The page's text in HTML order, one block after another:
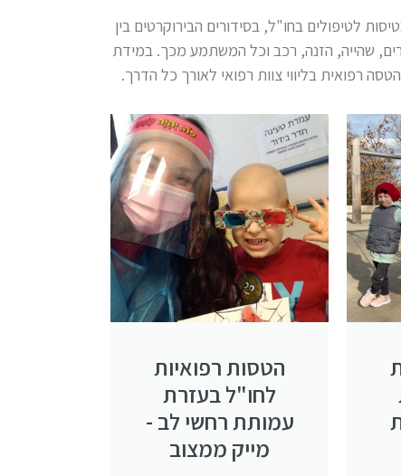
לטיפולים בחו"ל, בסידורים הבירוקרטים בין
שהייה, הזנה, רכב וכל המשתמע מכך. במידת
רפואית בליווי צוות רפואי לאורך כל הדרך.
הטסות רפואיות
לחו"ל בעזרת
עמותת רחשי לב -
מייק ממצוב